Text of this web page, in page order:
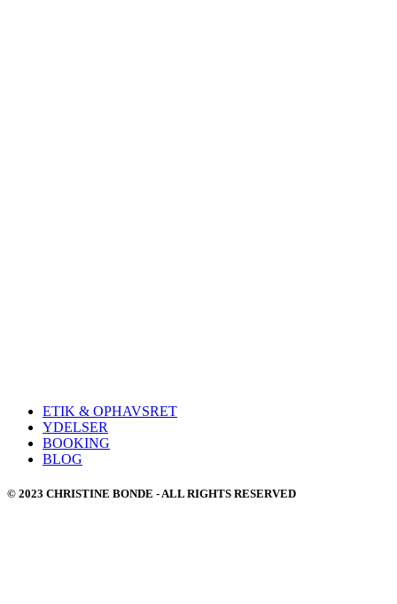
ETIK & OPHAVSRET
YDELSER
BOOKING
BLOG
© 2023 CHRISTINE BONDE - ALL RIGHTS RESERVED